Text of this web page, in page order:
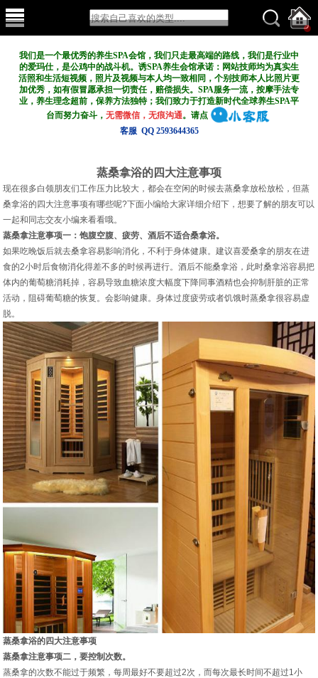
我们是一个最优秀的养生SPA会馆，我们只走最高端的路线，我们是行业中
的爱玛仕，是公鸡中的战斗机。诱SPA养生会馆承诺：网站技师均为真实生
活照和生活短视频，照片及视频与本人均一致相同，个别技师本人比照片更
加优秀，如有假冒愿承担一切责任，赔偿损失。SPA服务一流，按摩手法专
业，养生理念超前，保养方法独特；我们致力于打造新时代全球养生SPA平
台而努力奋斗，无需微信，无痕沟通。请点
客服 QQ 2593644365
蒸桑拿浴的四大注意事项
现在很多白领朋友们工作压力比较大，都会在空闲的时候去蒸桑拿放松放松，但蒸
桑拿浴的四大注意事项有哪些呢?下面小编给大家详细介绍下，想要了解的朋友可以
一起和同志交友小编来看看哦。
蒸桑拿注意事项一：饱腹空腹、疲劳、酒后不适合桑拿浴。
如果吃晚饭后就去桑拿容易影响消化，不利于身体健康。建议喜爱桑拿的朋友在进
食的2小时后食物消化得差不多的时候再进行。酒后不能桑拿浴，此时桑拿浴容易把
体内的葡萄糖消耗掉，容易导致血糖浓度大幅度下降同事酒精也会抑制肝脏的正常
活动，阻碍葡萄糖的恢复。会影响健康。身体过度疲劳或者饥饿时蒸桑拿很容易虚
脱。
蒸桑拿浴的四大注意事项
蒸桑拿注意事项二，要控制次数。
蒸桑拿的次数不能过于频繁，每周最好不要超过2次，而每次最长时间不超过1小